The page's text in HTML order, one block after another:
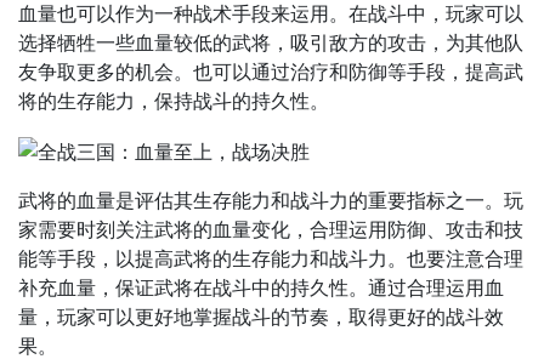
血量也可以作为一种战术手段来运用。在战斗中，玩家可以
选择牺牲一些血量较低的武将，吸引敌方的攻击，为其他队
友争取更多的机会。也可以通过治疗和防御等手段，提高武
将的生存能力，保持战斗的持久性。
武将的血量是评估其生存能力和战斗力的重要指标之一。玩
家需要时刻关注武将的血量变化，合理运用防御、攻击和技
能等手段，以提高武将的生存能力和战斗力。也要注意合理
补充血量，保证武将在战斗中的持久性。通过合理运用血
量，玩家可以更好地掌握战斗的节奏，取得更好的战斗效
果。